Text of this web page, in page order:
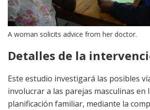
A woman solicits advice from her doctor.
Detalles de la
Este estudio investigará las posibles
involucrar a las parejas masculinas en
planificación familiar, mediante la